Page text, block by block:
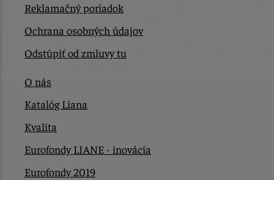
Reklamačný poriadok
Ochrana osobných údajov
Odstúpiť od zmluvy tu
O nás
Katalóg Liana
Kvalita
Eurofondy LIANE - inovácia
Eurofondy 2019